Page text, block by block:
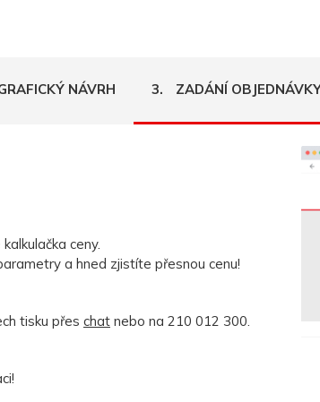
NÁVRH 3. ZADÁNÍ
ceny.
a hned zjistíte přesnou cenu!
tisku přes chat nebo na 210 012 300.